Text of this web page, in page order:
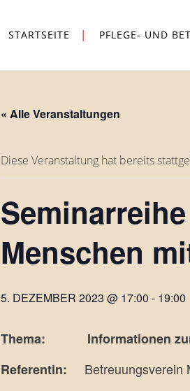
STARTSEITE PFLEGE- UND
« Alle Veranstaltungen
Diese Veranstaltung hat bereits
Menschen
5. DEZEMBER 2023 @ 17:00 - 19:00
Thema: Informationen
Referentin: Betreuungsverein